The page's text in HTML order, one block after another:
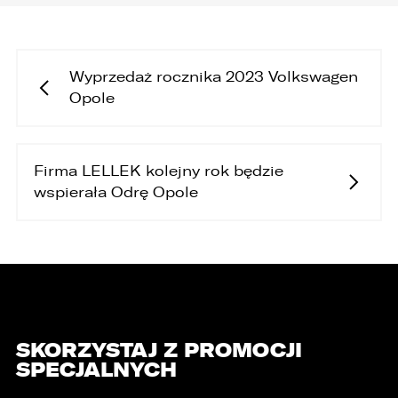
Wyprzedaż rocznika 2023 Volkswagen
Opole
Firma LELLEK kolejny rok będzie
wspierała Odrę Opole
SKORZYSTAJ Z PROMOCJI
SPECJALNYCH